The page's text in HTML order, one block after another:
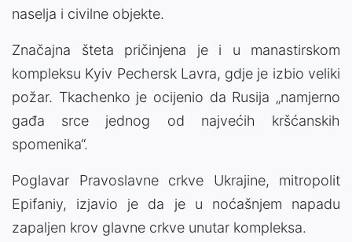
naselja i civilne objekte.
Značajna šteta pričinjena je i u manastirskom
kompleksu Kyiv Pechersk Lavra, gdje je izbio veliki
požar. Tkachenko je ocijenio da Rusija „namjerno
gađa srce jednog od najvećih kršćanskih
spomenika“.
Poglavar Pravoslavne crkve Ukrajine, mitropolit
Epifaniy, izjavio je da je u noćašnjem napadu
zapaljen krov glavne crkve unutar kompleksa.